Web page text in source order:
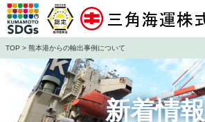
TOP > 熊本港からの輸出事例について
新着情報